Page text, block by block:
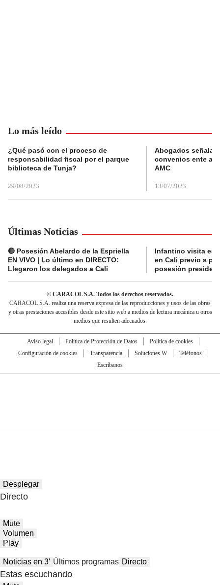
Lo más leído
¿Qué pasó con el proceso de
responsabilidad fiscal por el parque
biblioteca de Tunja?
29/08/2023
Abogados
convenios ente
AMC
13/07/2023
Últimas Noticias
🔴 Posesión Abelardo de la Espriella
EN VIVO | Lo último en DIRECTO:
Llegaron los delegados a Cali
Infantino visita
en Cali previo a
posesión
© CARACOL S.A. Todos los derechos reservados.
CARACOL S.A. realiza una reserva expresa de las reproducciones y usos de las obras
y otras prestaciones accesibles desde este sitio web a medios de lectura mecánica u otros
medios que resulten adecuados.
Aviso legal Política de Protección de Datos
Política de cookies
Configuración de cookies
Transparencia Soluciones W
Teléfonos
Escríbanos
Desplegar
Directo
Mute
Volumen
Play
Noticias en 3′ Últimos programas Directo
Estas escuchando